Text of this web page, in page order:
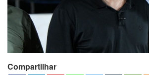
Compartilhar